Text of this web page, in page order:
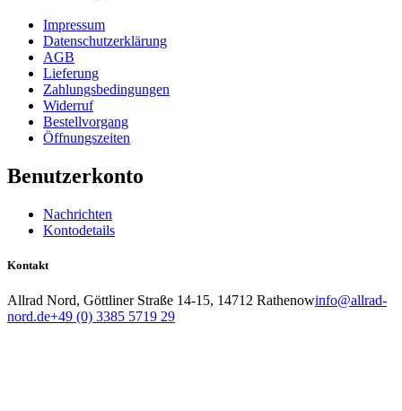
Impressum
Datenschutzerklärung
AGB
Lieferung
Zahlungsbedingungen
Widerruf
Bestellvorgang
Öffnungszeiten
Benutzerkonto
Nachrichten
Kontodetails
Kontakt
Allrad Nord, Göttliner Straße 14-15, 14712 Rathenowinfo@allrad-
nord.de+49 (0) 3385 5719 29